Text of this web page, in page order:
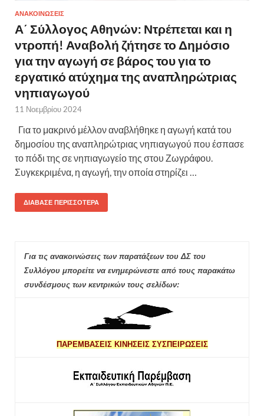
ΑΝΑΚΟΙΝΩΣΕΙΣ
Α΄ Σύλλογος Αθηνών: Ντρέπεται και η
ντροπή! Αναβολή ζήτησε το Δημόσιο
για την αγωγή σε βάρος του για το
εργατικό ατύχημα της αναπληρώτριας
νηπιαγωγού
11 Νοεμβρίου 2024
Για το μακρινό μέλλον αναβλήθηκε η αγωγή κατά του
δημοσίου της αναπληρώτριας νηπιαγωγού που έσπασε
το πόδι της σε νηπιαγωγείο της στου Ζωγράφου.
Συγκεκριμένα, η αγωγή, την οποία στηρίζει …
ΔΙΆΒΑΣΕ ΠΕΡΙΣΣΌΤΕΡΑ
Για τις ανακοινώσεις των παρατάξεων του ΔΣ του
Συλλόγου μπορείτε να ενημερώνεστε από τους παρακάτω
συνδέσμους των κεντρικών τους σελίδων:
ΠΑΡΕΜΒΑΣΕΙΣ ΚΙΝΗΣΕΙΣ ΣΥΣΠΕΙΡΩΣΕΙΣ